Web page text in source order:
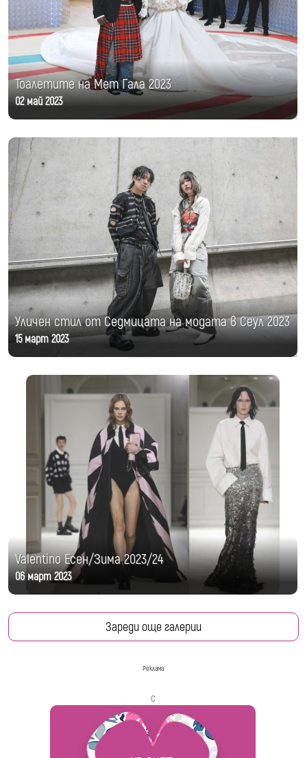
Тоалетите на Мет Гала 2023
02 май 2023
Уличен стил от Седмицата на модата в Сеул 2023
15 март 2023
Valentino Есен/Зима 2023/24
06 март 2023
Зареди още галерии
Реклама
с